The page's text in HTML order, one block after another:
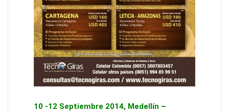
10 -12 Septiembre 2014, Medellín –